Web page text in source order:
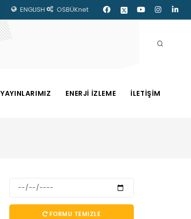
ENGLISH OSBÜKnet
YAYINLARIMIZ ENERJİ İZLEME İLETİŞİM
FORMU TEMIZLE